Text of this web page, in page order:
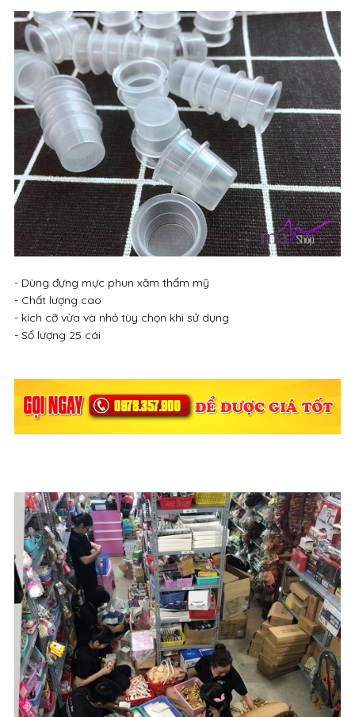
- Dùng đựng mực phun xăm thẩm mỹ
- Chất lượng cao
- kích cỡ vừa và nhỏ tùy chọn khi sử dụng
- Số lượng 25 cái